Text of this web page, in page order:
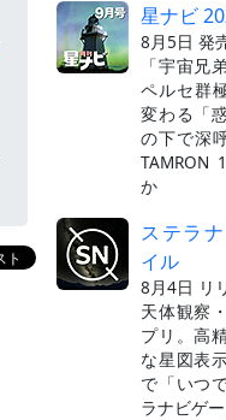
星ナビ
8月5日 発
「宇宙兄
ペルセ群
変わる「
の下で深
TAMRON
か
ステラ
イル
8月4日 リ
天体観察
プリ。高
な星図表
で「いつ
ラナビゲー